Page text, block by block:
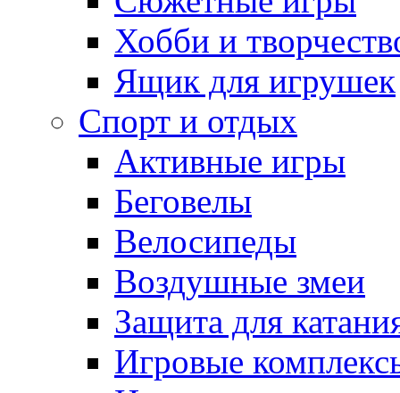
Хобби и
Ящик для игрушек
Спорт и отдых
Активные игры
Беговелы
Велосипеды
Воздушные змеи
Защита для
Игровые